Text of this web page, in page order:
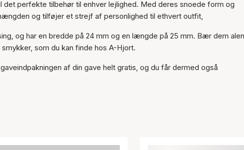
Varen er tilføjet til kurven
perfekte tilbehør til enhver lejlighed. Med deres snoede form og
og tilføjer et strejf af personlighed til ethvert outfit,
og har en bredde på 24 mm og en længde på 25 mm. Bær dem
som du kan finde hos A-Hjort.
af din gave helt gratis, og du får dermed også